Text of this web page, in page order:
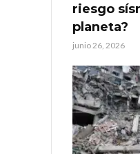
riesgo
planeta?
junio 26, 2026